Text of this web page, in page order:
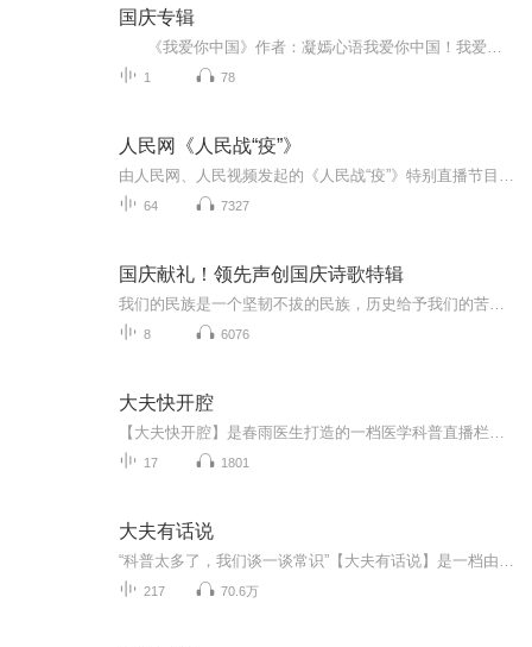
国庆专辑
1 78
人民网《人民战“疫”》
64 7327
国庆献礼！领先声创国庆诗歌特辑
8 6076
大夫快开腔
17 1801
大夫有话说
217 70.6万